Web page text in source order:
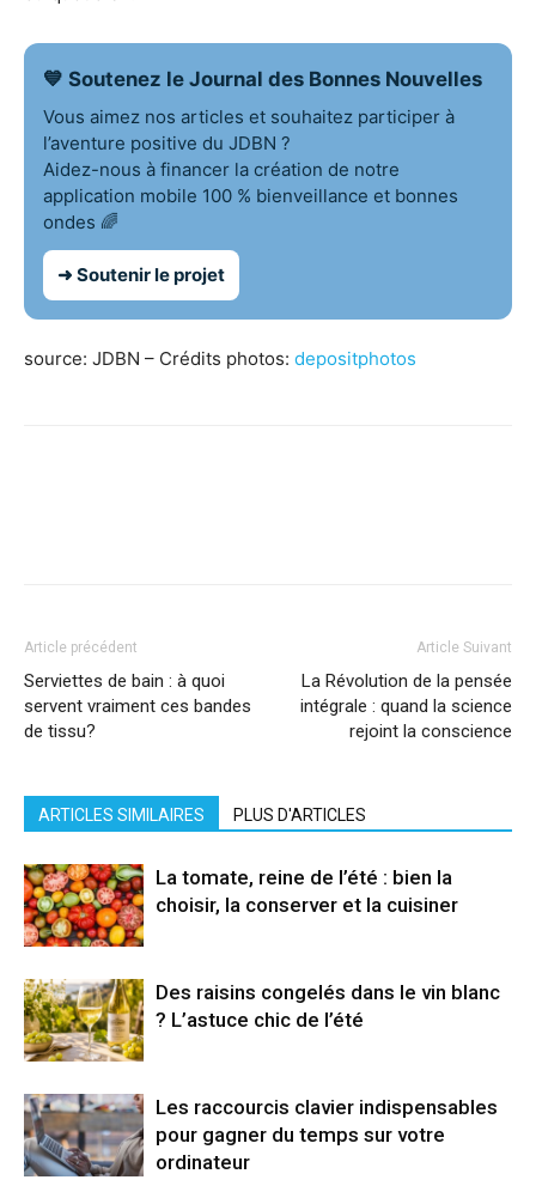
💙 Soutenez le Journal des Bonnes Nouvelles
Vous aimez nos articles et souhaitez participer à
l’aventure positive du JDBN ?
Aidez-nous à financer la création de notre
application mobile 100 % bienveillance et bonnes
ondes 🌈
➜ Soutenir le projet
source: JDBN – Crédits photos: depositphotos
Article précédent
Serviettes de bain : à quoi
servent vraiment ces bandes
de tissu?
Article Suivant
La Révolution de la pensée
intégrale : quand la science
rejoint la conscience
ARTICLES SIMILAIRES PLUS D'ARTICLES
La tomate, reine de l’été : bien la
choisir, la conserver et la cuisiner
Des raisins congelés dans le vin blanc
? L’astuce chic de l’été
Les raccourcis clavier indispensables
pour gagner du temps sur votre
ordinateur